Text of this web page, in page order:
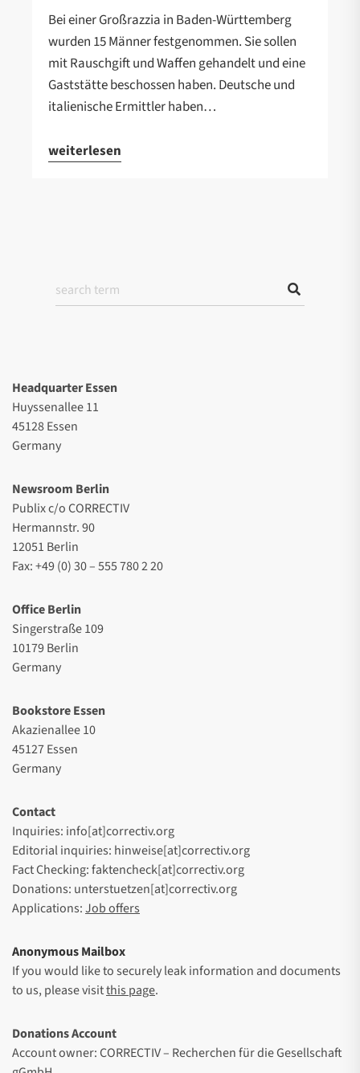
Bei einer Großrazzia in Baden-Württemberg
wurden 15 Männer festgenommen. Sie sollen
mit Rauschgift und Waffen gehandelt und eine
Gaststätte beschossen haben. Deutsche und
italienische Ermittler haben…
weiterlesen
Headquarter Essen
Huyssenallee 11
45128 Essen
Germany
Newsroom Berlin
Publix c/o CORRECTIV
Hermannstr. 90
12051 Berlin
Fax: +49 (0) 30 – 555 780 2 20
Office Berlin
Singerstraße 109
10179 Berlin
Germany
Bookstore Essen
Akazienallee 10
45127 Essen
Germany
Contact
Inquiries: info[at]correctiv.org
Editorial inquiries: hinweise[at]correctiv.org
Fact Checking: faktencheck[at]correctiv.org
Donations: unterstuetzen[at]correctiv.org
Applications:Job offers
Anonymous Mailbox
If you would like to securely leak information and documents
to us, please visitthis page.
Donations Account
Account owner: CORRECTIV – Recherchen für die Gesellschaft